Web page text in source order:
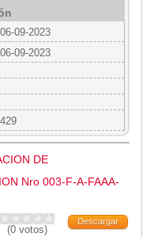
06-09-2023
06-09-2023
429
DE
Nro 003-F-A-FAAA-
Descargar
(0 votos)